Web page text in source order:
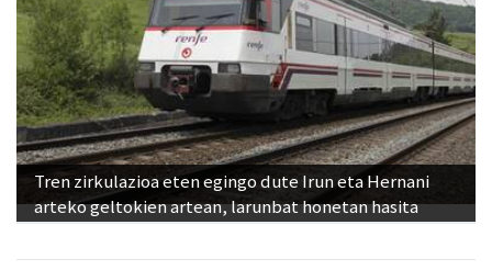
Tren zirkulazioa eten egingo dute Irun eta Hernani
arteko geltokien artean, larunbat honetan hasita